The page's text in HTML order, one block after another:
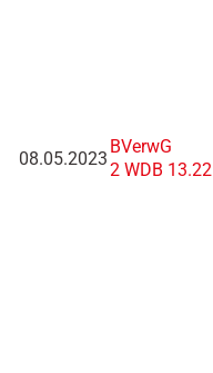
08.05.2023
BVerwG
2 WDB 13.22